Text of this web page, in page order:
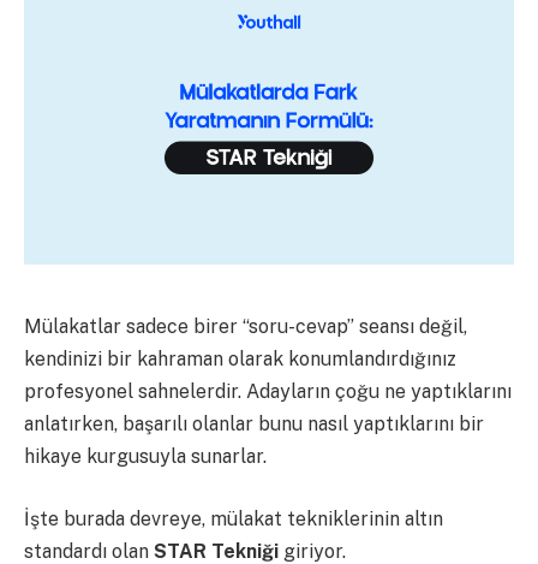
Mülakatlar sadece birer “soru-cevap” seansı değil,
kendinizi bir kahraman olarak konumlandırdığınız
profesyonel sahnelerdir. Adayların çoğu ne yaptıklarını
anlatırken, başarılı olanlar bunu nasıl yaptıklarını bir
hikaye kurgusuyla sunarlar.
İşte burada devreye, mülakat tekniklerinin altın
standardı olan STAR Tekniği giriyor.